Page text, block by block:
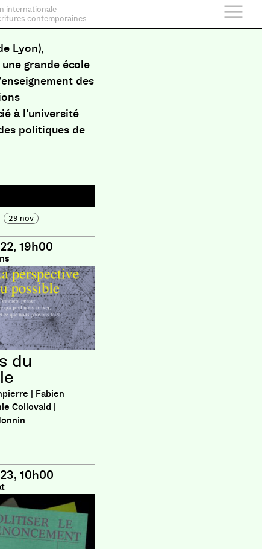
internationale
contemporaines
Lyon),
grande école
des
à l’université
politiques de
29 nov
19h00
du
| Fabien
Collovald |
10h00